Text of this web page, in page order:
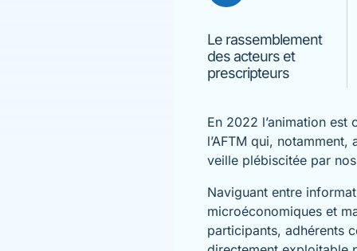
Le rassemblement
des acteurs et
prescripteurs
En 2022 l’animation est
l’AFTM qui, notamment,
veille plébiscitée par nos
Naviguant entre
microéconomiques et
participants, adhérents